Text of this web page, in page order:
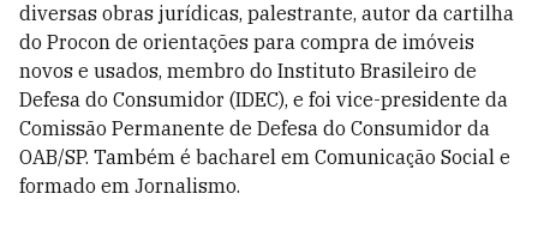
diversas obras jurídicas, palestrante, autor da cartilha
do Procon de orientações para compra de imóveis
novos e usados, membro do Instituto Brasileiro de
Defesa do Consumidor (IDEC), e foi vice-presidente da
Comissão Permanente de Defesa do Consumidor da
OAB/SP. Também é bacharel em Comunicação Social e
formado em Jornalismo.